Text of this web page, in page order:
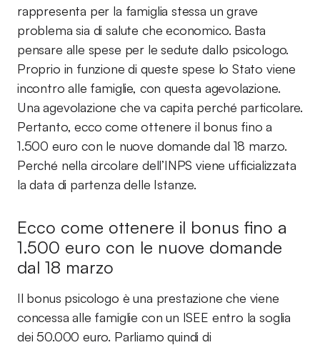
rappresenta per la famiglia stessa un grave
problema sia di salute che economico. Basta
pensare alle spese per le sedute dallo psicologo.
Proprio in funzione di queste spese lo Stato viene
incontro alle famiglie, con questa agevolazione.
Una agevolazione che va capita perché particolare.
Pertanto, ecco come ottenere il bonus fino a
1.500 euro con le nuove domande dal 18 marzo.
Perché nella circolare dell’INPS viene ufficializzata
la data di partenza delle Istanze.
Ecco come ottenere il bonus fino a
1.500 euro con le nuove domande
dal 18 marzo
Il bonus psicologo è una prestazione che viene
concessa alle famiglie con un ISEE entro la soglia
dei 50.000 euro. Parliamo quindi di